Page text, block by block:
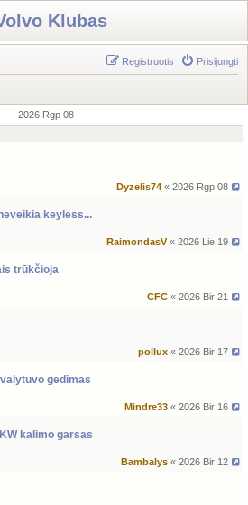
Klubas
Prisijungti
Registruotis
2026 Rgp 08
Dyzelis74 « 2026 Rgp 08
keyless...
RaimondasV« 2026 Lie 19
trūkčioja
CFC « 2026 Bir 21
pollux « 2026 Bir 17
gedimas
Mindre33 « 2026 Bir 16
kalimo garsas
Bambalys « 2026 Bir 12